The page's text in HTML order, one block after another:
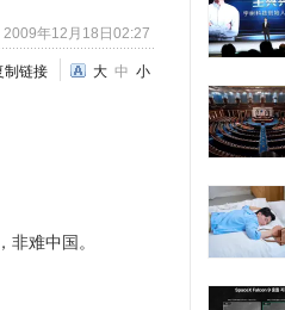
2009年12月18日02:27
制链接 大 中 小
难中国。